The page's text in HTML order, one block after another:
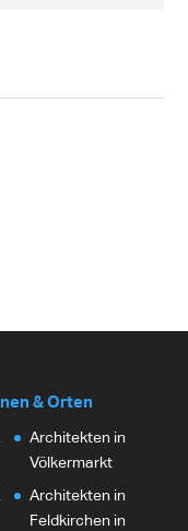
& Orten
Architekten in
Völkermarkt
Architekten in
Feldkirchen in